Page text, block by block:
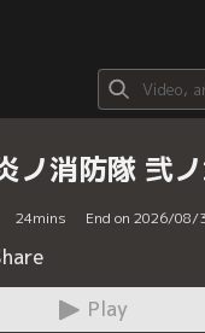
ノ消防隊 弐
24mins End on 2026/08/
Play